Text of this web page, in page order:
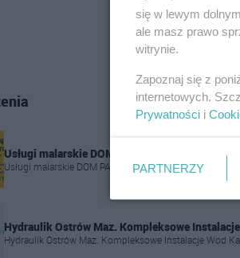
Usługi malarskie DOM PAINT
Usługi malarskie DOM PAINT
Hydraulik Ostrów Maz. Kompleksowe Instalacje
Hydraulik Ostrów Maz. Kompleksowe Instalacje Wod
się w lewym
ale masz prawo
witrynie.
Zapoznaj się z
internetowych.
Prywatności i
PARTNERZY